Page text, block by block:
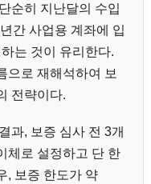
순히 지난달의 수입
간 사업용 계좌에 입
는 것이 유리한다.
으로 재해석하여 보
전략이다.
과, 보증 심사 전 3개
체로 설정하고 단 한
, 보증 한도가 약